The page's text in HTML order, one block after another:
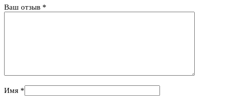
Ваш отзыв *
Имя *